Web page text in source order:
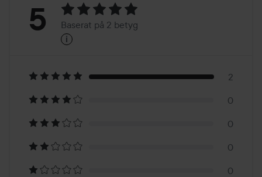
Betyg:
Baserat
på
2
betyg
5 Baserat på 2 betyg
i
2
0
0
0
0